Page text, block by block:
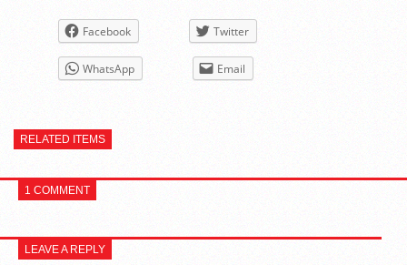
Facebook Twitter
WhatsApp Email
RELATED ITEMS
1 COMMENT
LEAVE A REPLY